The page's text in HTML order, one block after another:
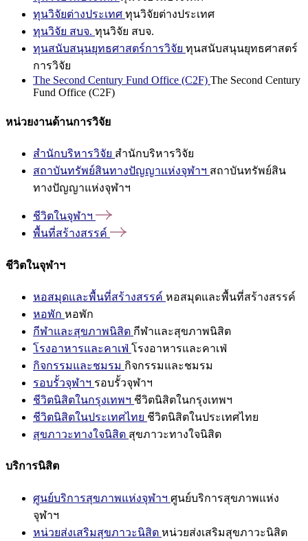
ทุนวิจัยต่างประเทศ ทุนวิจัยต่างประเทศ
ทุนวิจัย สบจ. ทุนวิจัย สบจ.
ทุนสนับสนุนยุทธศาสตร์การวิจัย ทุนสนับสนุนยุทธศาสตร์
การวิจัย
The Second Century Fund Office (C2F) The Second Century
Fund Office (C2F)
หน่วยงานด้านการวิจัย
สำนักบริหารวิจัย สำนักบริหารวิจัย
สถาบันทรัพย์สินทางปัญญาแห่งจุฬาฯ สถาบันทรัพย์สิน
ทางปัญญาแห่งจุฬาฯ
ชีวิตในจุฬาฯ
พื้นที่สร้างสรรค์
ชีวิตในจุฬาฯ
หอสมุดและพื้นที่สร้างสรรค์ หอสมุดและพื้นที่สร้างสรรค์
หอพัก หอพัก
กีฬาและสุขภาพนิสิต กีฬาและสุขภาพนิสิต
โรงอาหารและคาเฟ่ โรงอาหารและคาเฟ่
กิจกรรมและชมรม กิจกรรมและชมรม
รอบรั้วจุฬาฯ รอบรั้วจุฬาฯ
ชีวิตนิสิตในกรุงเทพฯ ชีวิตนิสิตในกรุงเทพฯ
ชีวิตนิสิตในประเทศไทย ชีวิตนิสิตในประเทศไทย
สุขภาวะทางใจนิสิต สุขภาวะทางใจนิสิต
บริการนิสิต
ศูนย์บริการสุขภาพแห่งจุฬาฯ ศูนย์บริการสุขภาพแห่ง
จุฬาฯ
หน่วยส่งเสริมสุขภาวะนิสิต หน่วยส่งเสริมสุขภาวะนิสิต